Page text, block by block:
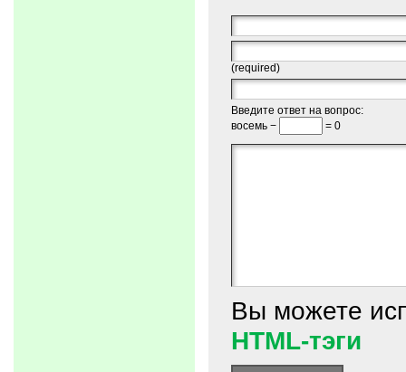
(required)
Введите ответ на вопрос:
восемь −
= 0
Вы можете
HTML-тэги